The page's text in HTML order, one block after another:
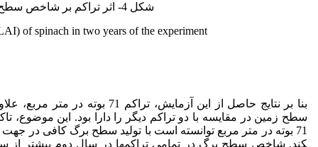
شکل 4- اثر تراکم بر شاخص سطح برگ (LAI) اسفناج در دو سال آزمایش.
of spinach in two years of the experiment.
بنا بر نتایج حاصل از این
سطح زمین در مقایسه با دو تراکم دیگر را دارا بود. این موضوع،